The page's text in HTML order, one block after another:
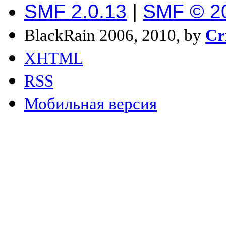
SMF 2.0.13 | SMF ©
BlackRain 2006, 2010, by
XHTML
RSS
Мобильная версия